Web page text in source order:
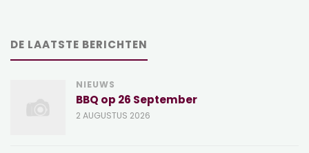
DE LAATSTE BERICHTEN
NIEUWS
BBQ op 26 September
2 AUGUSTUS 2026